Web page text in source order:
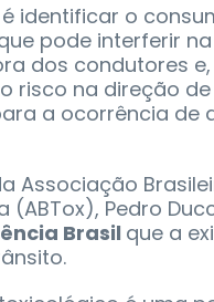
identificar o
pode interferir
dos condutores e,
risco na direção
a ocorrência de
Associação
(ABTox), Pedro
Brasil que a